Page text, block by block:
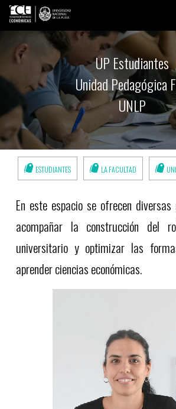
UP Estudiantes
Unidad Pedagógica
UNLP
ESTUDIANTES LA FACULTAD
En este espacio se ofrecen
acompañar la construcción del
universitario y optimizar las
aprender ciencias económicas.